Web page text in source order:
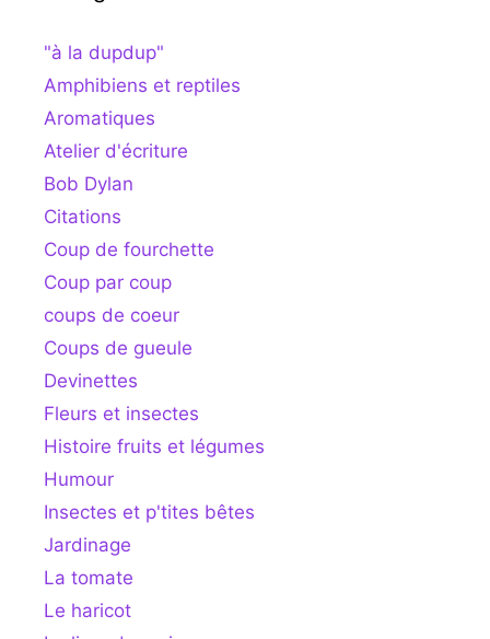
"à la dupdup"
Amphibiens et reptiles
Aromatiques
Atelier d'écriture
Bob Dylan
Citations
Coup de fourchette
Coup par coup
coups de coeur
Coups de gueule
Devinettes
Fleurs et insectes
Histoire fruits et légumes
Humour
Insectes et p'tites bêtes
Jardinage
La tomate
Le haricot